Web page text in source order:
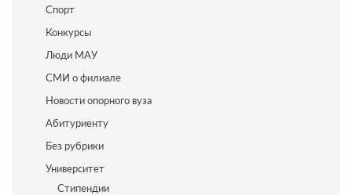
Спорт
Конкурсы
Люди МАУ
СМИ о филиале
Новости опорного вуза
Абитуриенту
Без рубрики
Университет
Стипендии